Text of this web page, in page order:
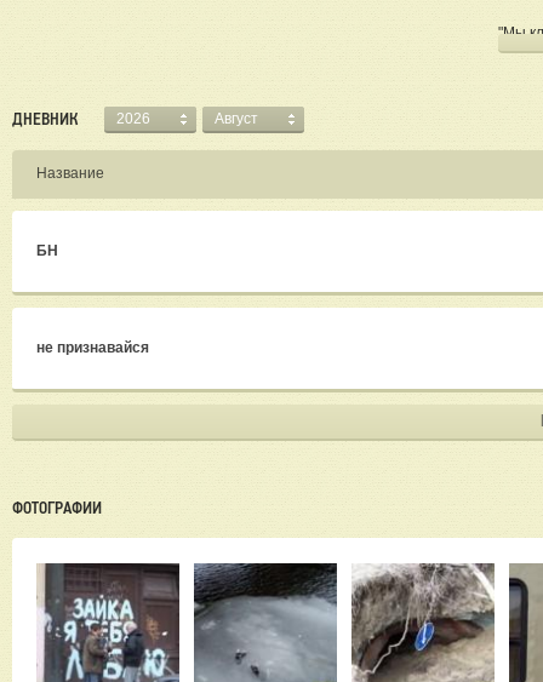
"Мы
-
ДНЕВНИК 2026 Август
Название
БН
не признавайся
ФОТОГРАФИИ